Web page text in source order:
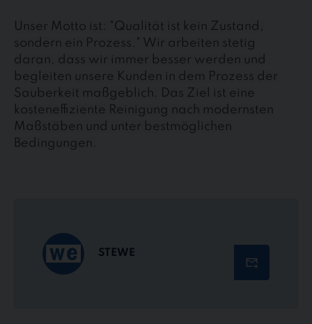
Unser Motto ist: "Qualität ist kein Zustand,
sondern ein Prozess." Wir arbeiten stetig
daran, dass wir immer besser werden und
begleiten unsere Kunden in dem Prozess der
Sauberkeit maßgeblich. Das Ziel ist eine
kosteneffiziente Reinigung nach modernsten
Maßstäben und unter bestmöglichen
Bedingungen.
STEWE